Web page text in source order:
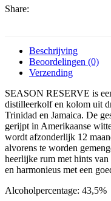
Share:
Beschrijving
Beoordelingen (0)
Verzending
SEASON RESERVE is
distilleerkolf en kolom uit
Trinidad en Jamaica. De
gerijpt in Amerikaanse
wordt afzonderlijk 12
alvorens te worden
heerlijke rum met hints
en harmonieus met een
Alcoholpercentage: 43,5%